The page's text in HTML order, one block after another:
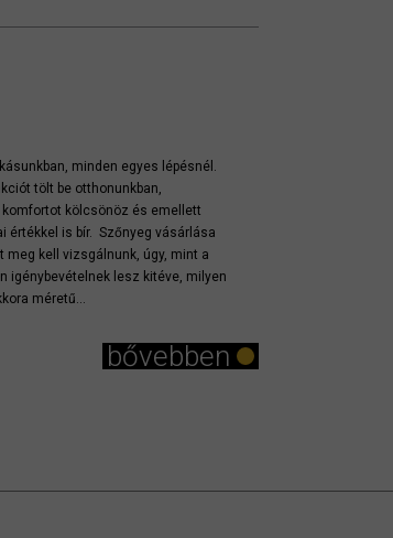
minden egyes lépésnél.
tölt be otthonunkban,
kölcsönöz és emellett
értékkel is bír. Szőnyeg vásárlása
meg kell vizsgálnunk, úgy, mint a
igénybevételnek lesz kitéve, milyen
méretű...
bővebben